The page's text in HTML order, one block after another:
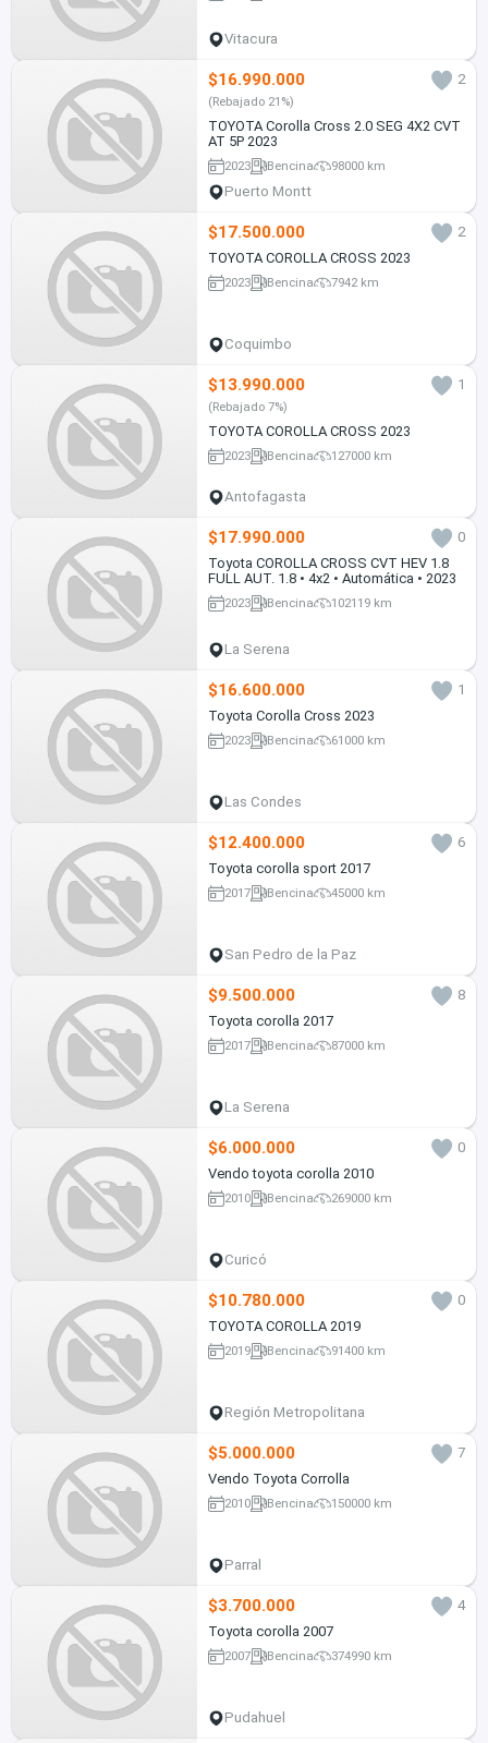
Vitacura
$16.990.000 2
(Rebajado 21%)
TOYOTA Corolla Cross 2.0 SEG 4X2 CVT
AT 5P 2023
2023 Bencina 98000 km
Puerto Montt
$17.500.000
2
TOYOTA COROLLA CROSS 2023
2023 Bencina 7942 km
Coquimbo
$13.990.000 1
(Rebajado 7%)
TOYOTA COROLLA CROSS 2023
2023 Bencina 127000 km
Antofagasta
$17.990.000
0
Toyota COROLLA CROSS CVT HEV 1.8
FULL AUT. 1.8 • 4x2 • Automática • 2023
2023 Bencina 102119 km
La Serena
$16.600.000
1
Toyota Corolla Cross 2023
2023 Bencina 61000 km
Las Condes
$12.400.000
6
Toyota corolla sport 2017
2017 Bencina 45000 km
San Pedro de la Paz
$9.500.000
8
Toyota corolla 2017
2017 Bencina 87000 km
La Serena
$6.000.000
0
Vendo toyota corolla 2010
2010 Bencina 269000 km
Curicó
$10.780.000
0
TOYOTA COROLLA 2019
2019 Bencina 91400 km
Región Metropolitana
$5.000.000
7
Vendo Toyota Corrolla
2010 Bencina 150000 km
Parral
$3.700.000
4
Toyota corolla 2007
2007 Bencina 374990 km
Pudahuel